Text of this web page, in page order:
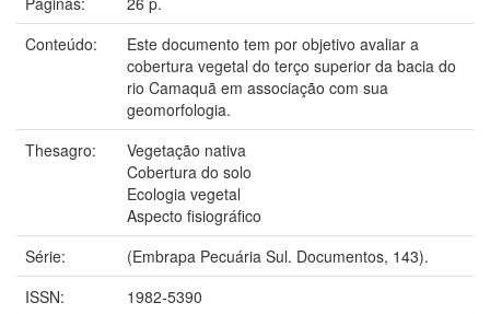
Conteúdo:
Este documento tem por objetivo avaliar a
cobertura vegetal do terço superior da bacia do
rio Camaquã em associação com sua
geomorfologia.
Thesagro:
Vegetação nativa
Cobertura do solo
Ecologia vegetal
Aspecto fisiográfico
Série:
(Embrapa Pecuária Sul. Documentos, 143).
ISSN:
1982-5390